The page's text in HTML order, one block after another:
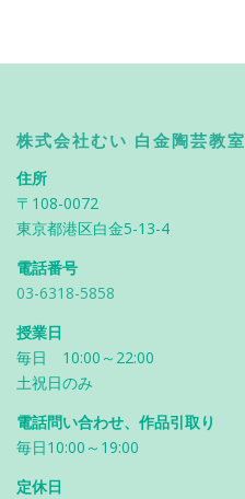
株式会社むい 白金陶芸教室
住所
〒108-0072
東京都港区白金5-13-4
電話番号
03-6318-5858
授業日
毎日 10:00～22:00
土祝日のみ
電話問い合わせ、作品引取り
毎日10:00～19:00
定休日